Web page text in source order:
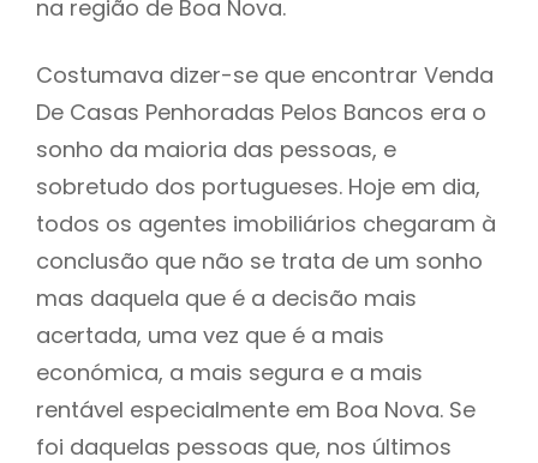
na região de Boa Nova.
Costumava dizer-se que encontrar Venda
De Casas Penhoradas Pelos Bancos era o
sonho da maioria das pessoas, e
sobretudo dos portugueses. Hoje em dia,
todos os agentes imobiliários chegaram à
conclusão que não se trata de um sonho
mas daquela que é a decisão mais
acertada, uma vez que é a mais
económica, a mais segura e a mais
rentável especialmente em Boa Nova. Se
foi daquelas pessoas que, nos últimos